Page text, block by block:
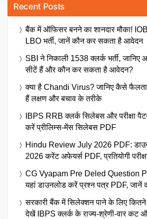
Recent Posts
बैंक में ऑफिसर बनने का शानदार मौका!
LBO भर्ती, जानें कौन कर सकता है आवेदन
SBI ने निकाली 1538 क्लर्क भर्ती, जानिए
सीटें हैं और कौन कर सकता है आवेदन?
क्या है Chandi Virus? जानिए कैसे फैलता
हैं लक्षण और बचाव के तरीके
IBPS RRB क्लर्क सिलेबस और परीक्षा
करें प्रीलिम्स-मेंस सिलेबस PDF
Hindu Review July 2026 PDF:
2026 करेंट अफेयर्स PDF, प्रतियोगी
CG Vyapam Pre Deled Question
यहां डाउनलोड करें प्रश्न पत्र PDF, जानें
सरकारी बैंक में सिलेक्शन पाने के लिए कितने
देखें IBPS क्लर्क के राज्य-श्रेणी-वार